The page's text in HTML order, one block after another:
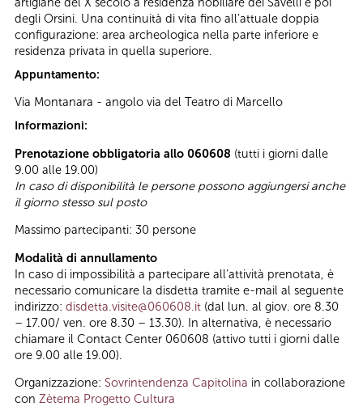
degli Orsini. Una continuità di vita fino all’attuale doppia
configurazione: area archeologica nella parte inferiore e
residenza privata in quella superiore.
Appuntamento:
Via Montanara - angolo via del Teatro di Marcello
Informazioni:
Prenotazione obbligatoria allo 060608 (tutti i giorni dalle
9.00 alle 19.00)
In caso di disponibilità le persone possono aggiungersi anche
il giorno stesso sul posto
Massimo partecipanti: 30 persone
Modalità di annullamento
In caso di impossibilità a partecipare all’attività prenotata, è
necessario comunicare la disdetta tramite e-mail al seguente
indirizzo: disdetta.visite@060608.it (dal lun. al giov. ore 8.30
– 17.00/ ven. ore 8.30 – 13.30). In alternativa, è necessario
chiamare il Contact Center 060608 (attivo tutti i giorni dalle
ore 9.00 alle 19.00).
Organizzazione: Sovrintendenza Capitolina in collaborazione
con Zètema Progetto Cultura